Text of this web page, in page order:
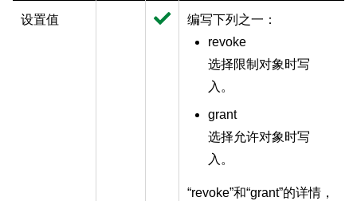
设置值
编写下列之一：
revoke
选择限制对象时写
入。
grant
选择允许对象时写
入。
“revoke”和“grant”的详情，